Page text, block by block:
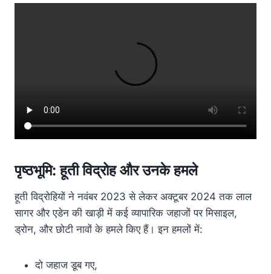
पृष्ठभूमि: हूती विद्रोह और उनके हमले
हूती विद्रोहियों ने नवंबर 2023 से लेकर अक्टूबर 2024 तक लाल
सागर और एडेन की खाड़ी में कई व्यापारिक जहाजों पर मिसाइल,
ड्रोन, और छोटी नावों के हमले किए हैं। इन हमलों में:
दो जहाज डूब गए,